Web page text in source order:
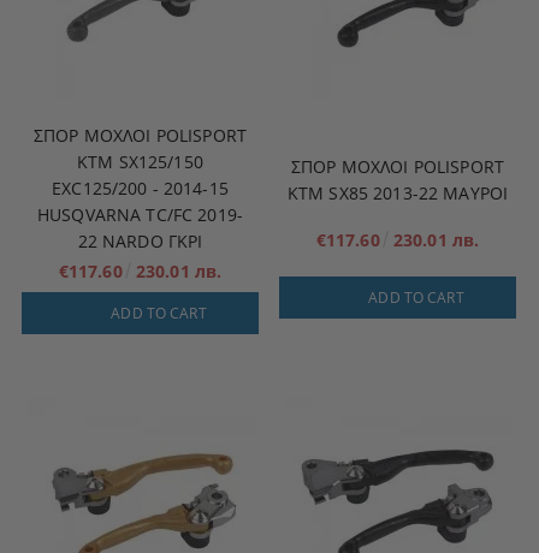
ΣΠΟΡ ΜΟΧΛΟΊ POLISPORT
KTM SX125/150
EXC125/200 - 2014-15
HUSQVARNA TC/FC 2019-
22 NARDO ΓΚΡΙ
€117.60 230.01 лв.
ADD TO CART
ΣΠΟΡ ΜΟΧΛΟΊ POLISPORT
KTM SX85 2013-22 ΜΑΥΡΟΙ
€117.60 230.01 лв.
ADD TO CART